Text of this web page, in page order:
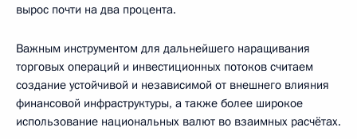
вырос почти на два процента.
Важным инструментом для дальнейшего наращивания
торговых операций и инвестиционных потоков считаем
создание устойчивой и независимой от внешнего влияния
финансовой инфраструктуры, а также более широкое
использование национальных валют во взаимных расчётах.